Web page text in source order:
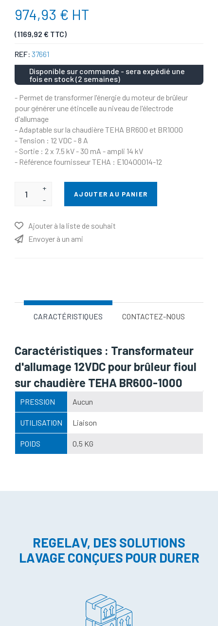
974,93 € HT
(1169,92 € TTC)
REF: 37661
Disponible sur commande - sera expédié une
fois en stock (2 semaines)
- Permet de transformer l'énergie du moteur de brûleur
pour générer une étincelle au niveau de l'électrode
d'allumage
- Adaptable sur la chaudière TEHA BR600 et BR1000
- Tension : 12 VDC - 8 A
- Sortie : 2 x 7.5 kV - 30 mA - ampli 14 kV
- Référence fournisseur TEHA : E10400014-12
+
-
AJOUTER AU PANIER
Ajouter à la liste de souhait
Envoyer à un ami
CARACTÉRISTIQUES CONTACTEZ-NOUS
Caractéristiques : Transformateur
d'allumage 12VDC pour brûleur fioul
sur chaudière TEHA BR600-1000
PRESSION Aucun
UTILISATION Liaison
POIDS 0,5 KG
REGELAV, DES SOLUTIONS
LAVAGE CONÇUES POUR DURER